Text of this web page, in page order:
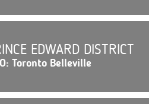
EDWARD DISTRICT
Toronto Belleville